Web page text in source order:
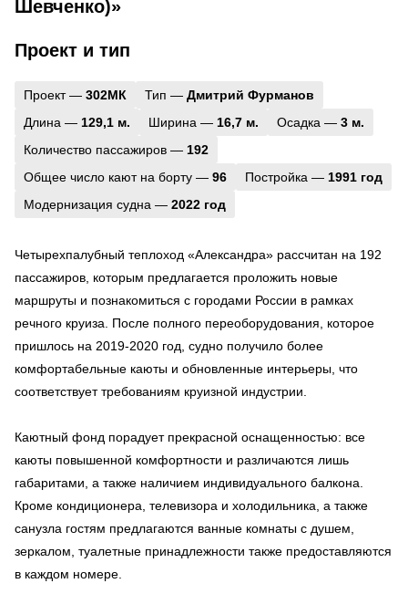
Шевченко)»
Проект и тип
Проект — 302МК Тип — Дмитрий Фурманов
Длина — 129,1 м. Ширина — 16,7 м. Осадка — 3 м.
Количество пассажиров — 192
Общее число кают на борту — 96 Постройка — 1991 год
Модернизация судна — 2022 год
Четырехпалубный теплоход «Александра» рассчитан на 192
пассажиров, которым предлагается проложить новые
маршруты и познакомиться с городами России в рамках
речного круиза. После полного переоборудования, которое
пришлось на 2019-2020 год, судно получило более
комфортабельные каюты и обновленные интерьеры, что
соответствует требованиям круизной индустрии.
Каютный фонд порадует прекрасной оснащенностью: все
каюты повышенной комфортности и различаются лишь
габаритами, а также наличием индивидуального балкона.
Кроме кондиционера, телевизора и холодильника, а также
санузла гостям предлагаются ванные комнаты с душем,
зеркалом, туалетные принадлежности также предоставляются
в каждом номере.